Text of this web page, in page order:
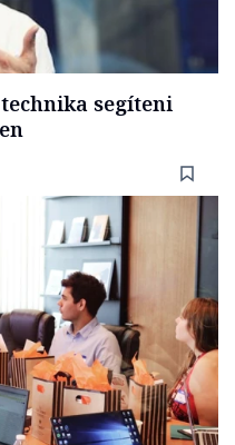
segíteni